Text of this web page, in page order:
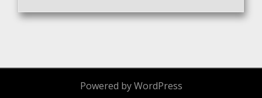
Powered by WordPress